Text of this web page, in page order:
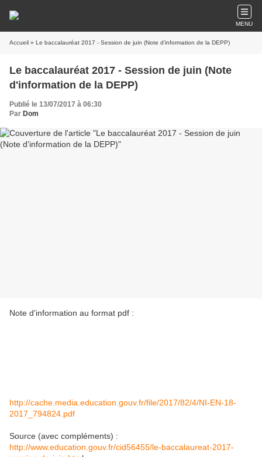
MENU
Accueil » Le baccalauréat 2017 - Session de juin (Note d'information de la DEPP)
Le baccalauréat 2017 - Session de juin (Note
d'information de la DEPP)
Publié le 13/07/2017 à 06:30
Par Dom
Note d'information au format pdf :
http://cache.media.education.gouv.fr/file/2017/82/4/NI-EN-18-
2017_794824.pdf
Source (avec compléments) :
http://www.education.gouv.fr/cid56455/le-baccalaureat-2017-